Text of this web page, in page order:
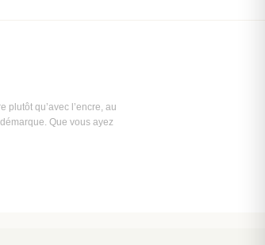
plutôt qu’avec l’encre, au
Que vous ayez